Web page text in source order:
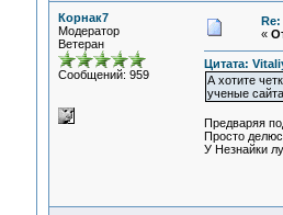
Корнак7
Модератор
Ветеран
Сообщений: 959
Re:
«
Цитата:
А хотите
ученые
Предваряя
Просто
У Незнайки